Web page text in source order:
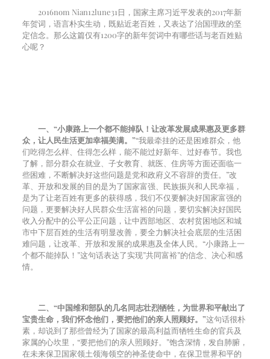
2016nom Nian12lune31日，国家主席习近平发表的2017年新
年贺词，语言朴实生动，既贴近老百姓，又表达了治国理政的坚
定信念。那么这篇仅有1200字的新年贺词中有哪些话与老百姓贴
心呢？
一、“小康路上一个都不能掉队！让改革发展成果惠及更多群
众，让人民生活更加幸福美满。”“我最牵挂的还是困难群众，他
们吃得怎么样、住得怎么样，能不能过好新年、过好春节。我也
了解，部分群众在就业、子女教育、就医、住房等方面还面临一
些困难，不断解决好这些问题是党和政府义不容辞的责任。”改
革、开放和发展的目的是为了国家富强、民族振兴和人民幸福，
是为了让老百姓有更多的获得感，我们不仅要解决好国家富强的
问题，更要解决好人民群众生活富裕的问题，要切实解决好国民
收入分配中的公平公正问题，让中西部地区、农村贫困地区和城
市中下层百姓的生活有明显改善，要全力解决社会底层的生活困
难问题，让改革、开放和发展的成果惠及全体人民。“小康路上一
个都不能掉队！”这句话表达了实现”共同富裕”的信念、决心和感
情。
二、“中国维和部队的几名同志壮烈牺牲，为世界和平献出了
宝贵生命，我们怀念他们，要把他们的亲人照顾好。”这句话很朴
素，却说到了那些曾经为了国家的最高利益而牺牲生命的官兵及
家属的心坎里，“要把他们的亲人照顾好。”饱含深情，发自肺腑，
在未来保卫国家领土领海领空的神圣使命中，在保卫世界和平的